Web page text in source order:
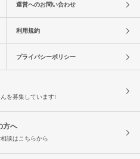
運営へのお問い合わせ
利用規約
プライバシーポリシー
を募集しています!
方へ
談はこちらから